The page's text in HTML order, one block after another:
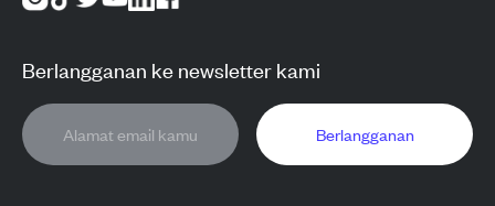
Berlangganan ke newsletter kami
Berlangganan